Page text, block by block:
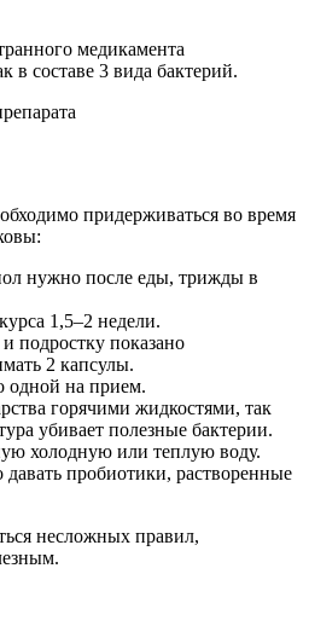
медикамента
в составе 3 вида бактерий.
придерживаться во время
нужно после еды, трижды в
1,5–2 недели.
подростку показано
2 капсулы.
на прием.
горячими жидкостями, так
убивает полезные бактерии.
холодную или теплую воду.
пробиотики, растворенные
несложных правил,